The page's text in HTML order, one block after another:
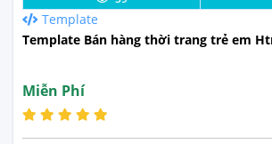
Template
Template Bán hàng thời trang trẻ em
Miễn Phí